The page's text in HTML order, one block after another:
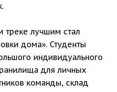
треке лучшим стал
дома». Студенты
индивидуального
для личных
команды, склад